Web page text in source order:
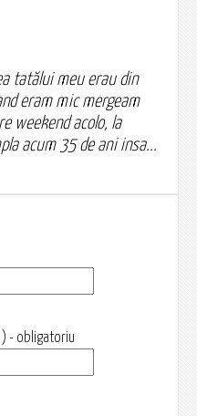
tatălui meu erau din
eram mic mergeam
weekend acolo, la
acum 35 de ani insa...
) - obligatoriu